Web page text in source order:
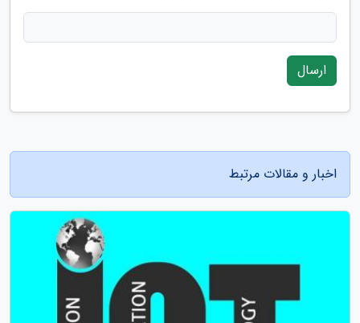
ارسال
اخبار و مقالات مرتبط